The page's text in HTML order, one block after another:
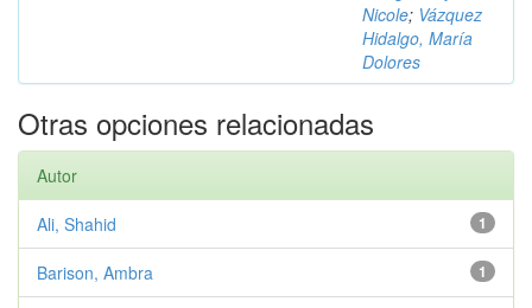
Nicole; Vázquez
Hidalgo, María
Dolores
Otras opciones relacionadas
Autor
1
Ali, Shahid
1
Barison, Ambra